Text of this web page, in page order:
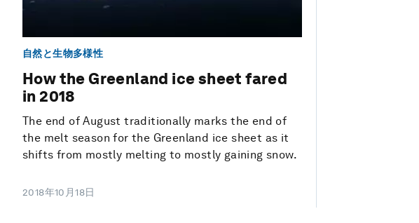
自然と生物多様性
How the Greenland ice sheet fared
in 2018
The end of August traditionally marks the end of
the melt season for the Greenland ice sheet as it
shifts from mostly melting to mostly gaining snow.
2018年10月18日